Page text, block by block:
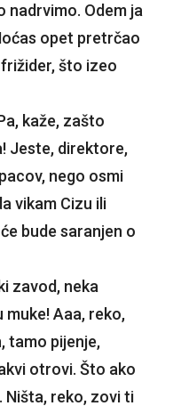
nadrvimo. Odem ja
opet pretrčao
što izeo
kaže, zašto
Jeste, direktore,
nego osmi
vikam Cizu ili
bude saranjen o
zavod, neka
Aaa, reko,
tamo pijenje,
otrovi. Što ako
Ništa, reko, zovi ti